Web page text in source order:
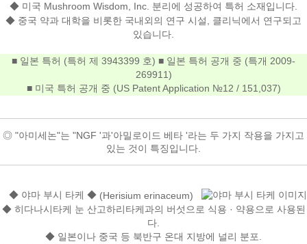
◆ 미국 Mushroom Wisdom, Inc. 분리에 성공하여 특허 소재입니다.
◆ 중국 약과 대학을 비롯한 국내외의 연구 시설, 클리닉에서 연구되고
있습니다.
■ 일본 특허 (특허 제 3943399 호) ■ 일본 특허 공개 중 (특개 2009-
269911)
■ 미국 특허 공개 중 (US Patent Application №12 / 151,037)
◎ "아미세논"는 "NGF '과'아밀로이드 베타 '라는 두 가지 작용을 가지고
있는 것이 특징입니다.
◆ 야마 부시 타케 ◆(Herisium erinaceum)
◆ 히다나시타케 눈 산고하리타케과의 버섯으로 식용 · 약용으로 사용된
다.
◆ 일본이나 중국 등 북반구 온대 지방에 널리 분포.